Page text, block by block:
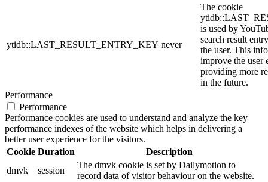
ytidb::LAST_RESULT_ENTRY_KEY never
The cookie
is used by
search result
the user. This
improve the user
providing more
in the future.
Performance
Performance
Performance cookies are used to understand and analyze the key
performance indexes of the website which helps in delivering a
better user experience for the visitors.
Cookie Duration
Description
dmvk
session
The dmvk cookie is set by Dailymotion to
record data of visitor behaviour on the website.